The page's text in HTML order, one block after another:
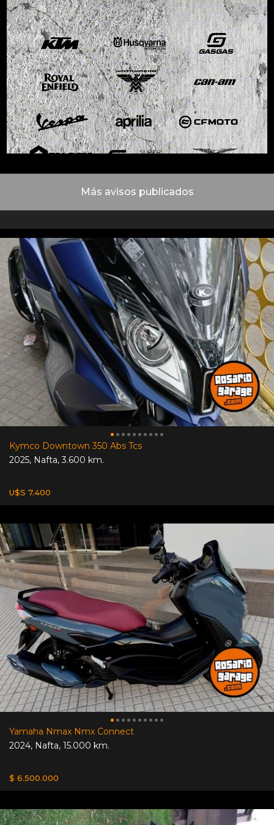
Más avisos publicados
Kymco Downtown 350 Abs Tcs
2025, Nafta,3.600 km.
U$S 7.400
Yamaha Nmax Nmx Connect
2024, Nafta, 15.000 km.
$ 6.500.000